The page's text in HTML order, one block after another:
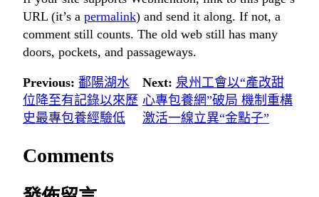
URL (it’s a permalink) and send it along. If not, a
comment still counts. The old web still has many
doors, pockets, and passageways.
Previous: 鄱陽湖水
位降至有記錄以來歷
史最專包養經驗低
Next: 泉州工會以“產改甜
心專包養網”破局 機制重構
激活一線立異“金點子”
Comments